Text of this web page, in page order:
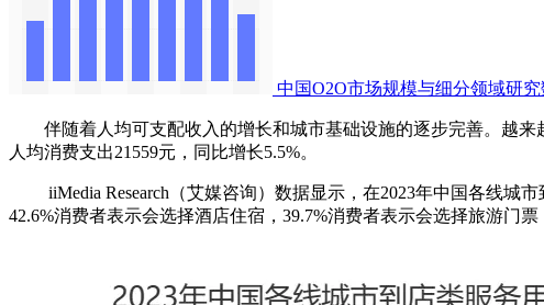
中国O2O市场规模与细分领域研
伴随着人均可支配收入的增长和城市基础设施的逐步完善。越来
人均消费支出21559元，同比增长5.5%。
iiMedia Research（艾媒咨询）数据显示，在2023年中国各线城市
42.6%消费者表示会选择酒店住宿，39.7%消费者表示会选择旅游门票